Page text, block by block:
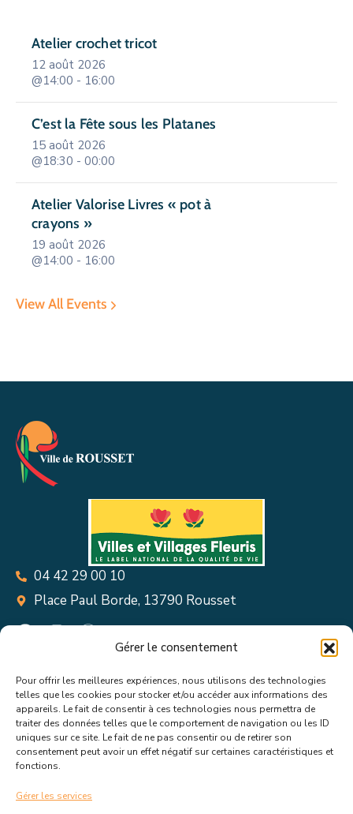
Gérer le consentement
Pour offrir les meilleures expériences, nous utilisons des technologies
telles que les cookies pour stocker et/ou accéder aux informations des
appareils. Le fait de consentir à ces technologies nous permettra de
traiter des données telles que le comportement de navigation ou les ID
uniques sur ce site. Le fait de ne pas consentir ou de retirer son
consentement peut avoir un effet négatif sur certaines caractéristiques et
fonctions.
Gérer les services
Atelier crochet tricot
12 août 2026
@14:00 - 16:00
C’est la Fête sous les Platanes
15 août 2026
@18:30 - 00:00
Atelier Valorise Livres « pot à
crayons »
19 août 2026
@14:00 - 16:00
View All Events
04 42 29 00 10
Place Paul Borde, 13790 Rousset
Suivez toutes les informations &
actualités de votre ville !